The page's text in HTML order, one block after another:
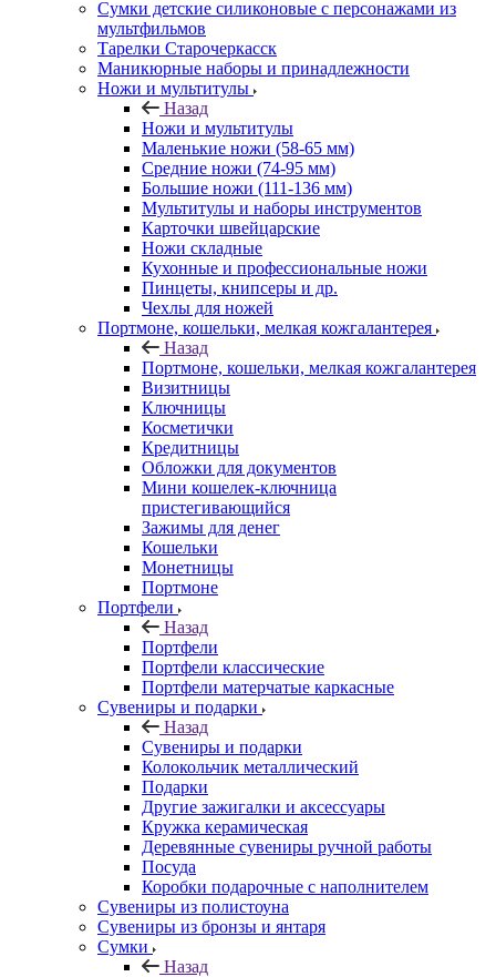
Сумки детские силиконовые с персонажами из
мультфильмов
Тарелки Старочеркасск
Маникюрные наборы и принадлежности
Ножи и мультитулы
Назад
Ножи и мультитулы
Маленькие ножи (58-65 мм)
Средние ножи (74-95 мм)
Большие ножи (111-136 мм)
Мультитулы и наборы инструментов
Карточки швейцарские
Ножи складные
Кухонные и профессиональные ножи
Пинцеты, книпсеры и др.
Чехлы для ножей
Портмоне, кошельки, мелкая кожгалантерея
Назад
Портмоне, кошельки, мелкая кожгалантерея
Визитницы
Ключницы
Косметички
Кредитницы
Обложки для документов
Мини кошелек-ключница
пристегивающийся
Зажимы для денег
Кошельки
Монетницы
Портмоне
Портфели
Назад
Портфели
Портфели классические
Портфели матерчатые каркасные
Сувениры и подарки
Назад
Сувениры и подарки
Колокольчик металлический
Подарки
Другие зажигалки и аксессуары
Кружка керамическая
Деревянные сувениры ручной работы
Посуда
Коробки подарочные с наполнителем
Сувениры из полистоуна
Сувениры из бронзы и янтаря
Сумки
Назад